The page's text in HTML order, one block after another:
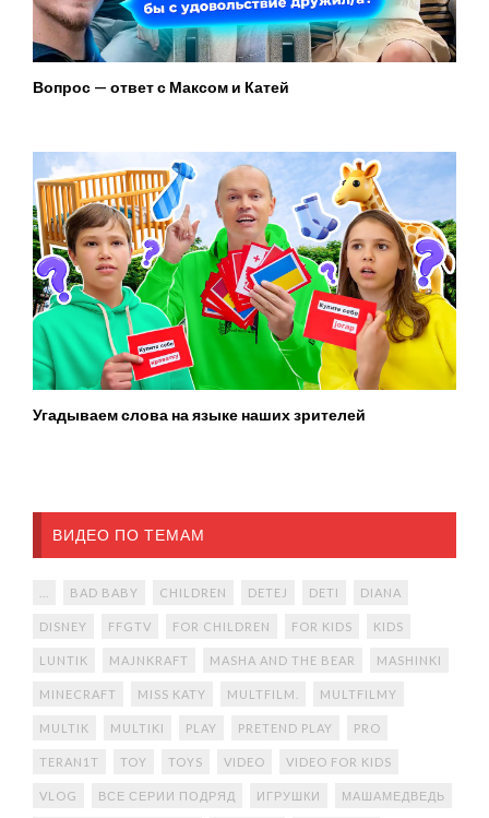
Вопрос — ответ с Максом и Катей
Угадываем слова на языке наших зрителей
ВИДЕО ПО ТЕМАМ
BAD BABY CHILDREN DETEJ DETI DIANA
DISNEY FFGTV FOR CHILDREN FOR KIDS KIDS
LUNTIK MAJNKRAFT MASHA AND THE BEAR MASHINKI
MINECRAFT MISS KATY MULTFILM. MULTFILMY
MULTIK MULTIKI PLAY PRETEND PLAY PRO
TERAN1T TOY TOYS VIDEO VIDEO FOR KIDS
VLOG ВСЕ СЕРИИ ПОДРЯД ИГРУШКИ МАШАМЕДВЕДЬ